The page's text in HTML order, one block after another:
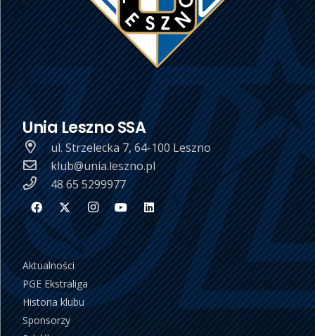
Unia Leszno SSA
ul. Strzelecka 7, 64-100 Leszno
klub@unia.leszno.pl
48 65 5299977
Aktualności
PGE Ekstraliga
Historia klubu
Sponsorzy